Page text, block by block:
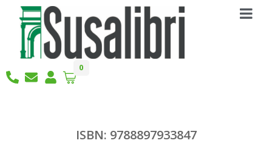
0
ISBN: 9788897933847